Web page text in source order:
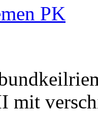
PK
mit